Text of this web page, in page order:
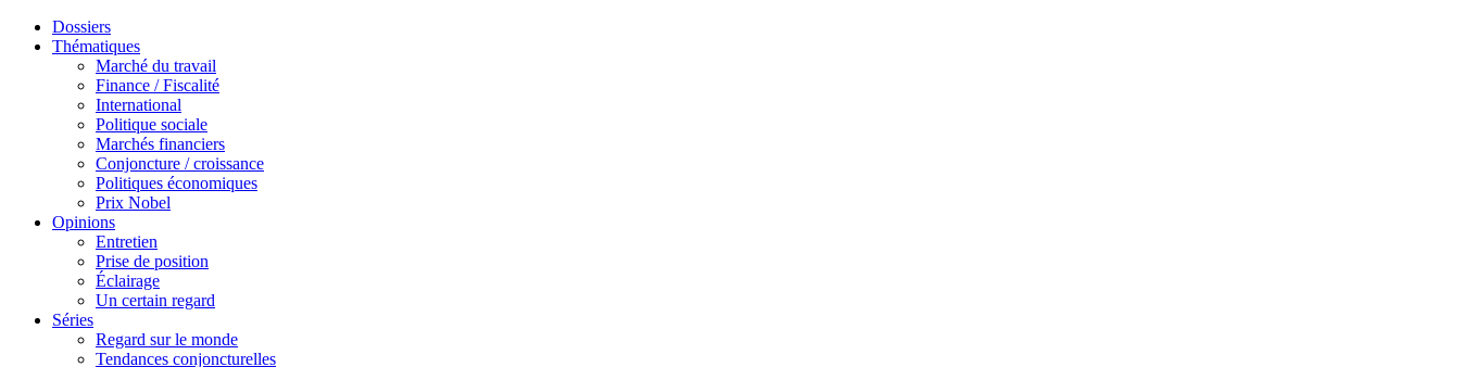
Dossiers
Thématiques
Marché du travail
Finance / Fiscalité
International
Politique sociale
Marchés financiers
Conjoncture / croissance
Politiques économiques
Prix Nobel
Opinions
Entretien
Prise de position
Éclairage
Un certain regard
Séries
Regard sur le monde
Tendances conjoncturelles